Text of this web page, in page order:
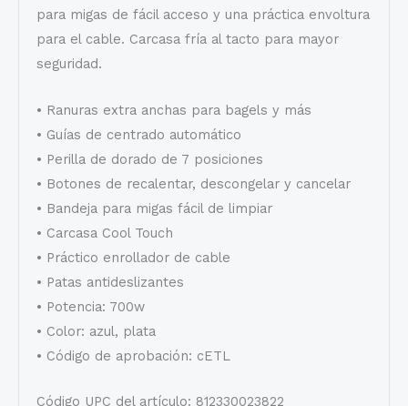
para migas de fácil acceso y una práctica envoltura
para el cable. Carcasa fría al tacto para mayor
seguridad.
• Ranuras extra anchas para bagels y más
• Guías de centrado automático
• Perilla de dorado de 7 posiciones
• Botones de recalentar, descongelar y cancelar
• Bandeja para migas fácil de limpiar
• Carcasa Cool Touch
• Práctico enrollador de cable
• Patas antideslizantes
• Potencia: 700w
• Color: azul, plata
• Código de aprobación: cETL
Código UPC del artículo: 812330023822